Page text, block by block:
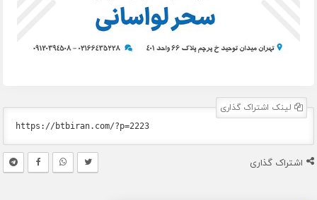
لینک اشتراک گذاری
اشتراک گذاری